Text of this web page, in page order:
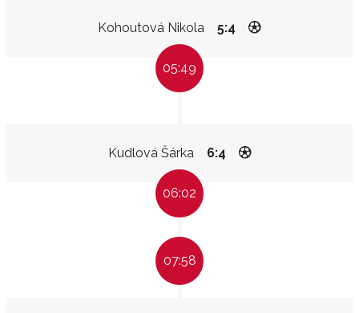
Kohoutová Nikola 5:4
05:49
Kudlová Šárka 6:4
06:02
07:58